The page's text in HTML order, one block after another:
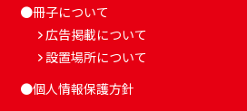
●冊子について
広告掲載について
設置場所について
●個人情報保護方針